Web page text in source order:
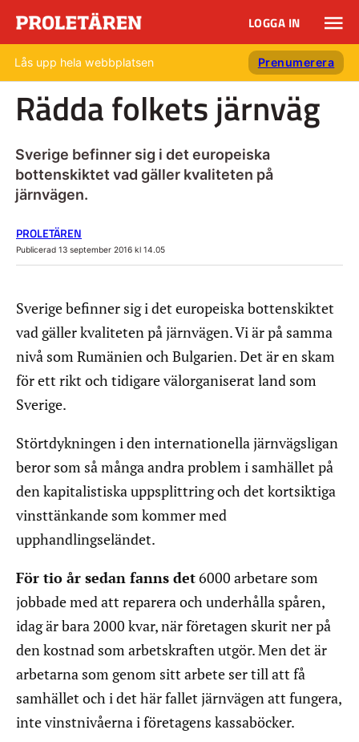
LOGGA IN
Lås upp hela webbplatsen Prenumerera
Rädda folkets järnväg
Sverige befinner sig i det europeiska
bottenskiktet vad gäller kvaliteten på
järnvägen.
PROLETÄREN
Publicerad 13 september 2016 kl 14.05
Sverige befinner sig i det europeiska bottenskiktet
vad gäller kvaliteten på järnvägen. Vi är på samma
nivå som Rumänien och Bulgarien. Det är en skam
för ett rikt och tidigare välorganiserat land som
Sverige.
Störtdykningen i den internationella järnvägsligan
beror som så många andra problem i samhället på
den kapitalistiska uppsplittring och det kortsiktiga
vinsttänkande som kommer med
upphandlingseländet.
För tio år sedan fanns det6000 arbetare som
jobbade med att reparera och underhålla spåren,
idag är bara 2000 kvar, när företagen skurit ner på
den kostnad som arbetskraften utgör. Men det är
arbetarna som genom sitt arbete ser till att få
samhället och i det här fallet järnvägen att fungera,
inte vinstnivåerna i företagens kassaböcker.